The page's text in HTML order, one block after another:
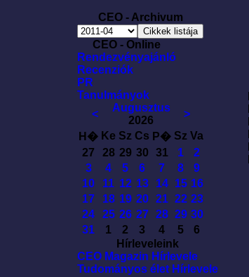
CEO - Archivum
CEO - Online
Rendezvényajánló
Recenziók
PR
Tanulmányok
<
Augusztus
2026
>
H� Ke Sz Cs P� Sz Va
27
28 29 30 31 1
2
3
4 5 6 7 8
9
10
11 12 13 14 15 16
17
18 19 20 21 22 23
24
25 26 27 28 29 30
31
1 2 3 4 5
6
Hírleveleink
CEO Magazin Hírlevele
Tudományos élet Hírlevele